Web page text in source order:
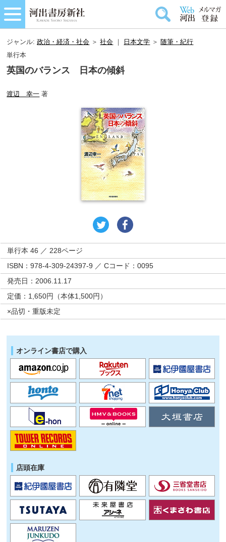
ジャンル:政治・経済・社会 ＞社会 ｜ 日本文学 ＞ 随筆・紀行
単行本
英国のバランス 日本の傾斜
渡辺 幸一 著
単行本 46 ／ 228ページ
ISBN：978-4-309-24397-9 ／ Cコード：0095
発売日：2006.11.17
定価：1,650円（本体1,500円）
×品切・重版未定
オンライン書店で購入
店頭在庫